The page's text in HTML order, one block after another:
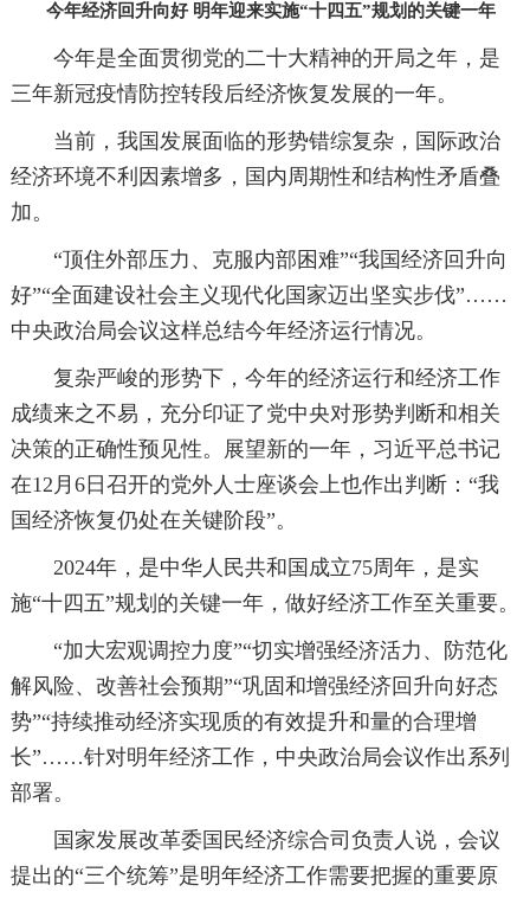
今年经济回升向好 明年迎来实施“十四五”规划的关键一年
今年是全面贯彻党的二十大精神的开局之年，是
三年新冠疫情防控转段后经济恢复发展的一年。
当前，我国发展面临的形势错综复杂，国际政治
经济环境不利因素增多，国内周期性和结构性矛盾叠
加。
“顶住外部压力、克服内部困难”“我国经济回升向
好”“全面建设社会主义现代化国家迈出坚实步伐”……
中央政治局会议这样总结今年经济运行情况。
复杂严峻的形势下，今年的经济运行和经济工作
成绩来之不易，充分印证了党中央对形势判断和相关
决策的正确性预见性。展望新的一年，习近平总书记
在12月6日召开的党外人士座谈会上也作出判断：“我
国经济恢复仍处在关键阶段”。
2024年，是中华人民共和国成立75周年，是实
施“十四五”规划的关键一年，做好经济工作至关重要。
“加大宏观调控力度”“切实增强经济活力、防范化
解风险、改善社会预期”“巩固和增强经济回升向好态
势”“持续推动经济实现质的有效提升和量的合理增
长”……针对明年经济工作，中央政治局会议作出系列
部署。
国家发展改革委国民经济综合司负责人说，会议
提出的“三个统筹”是明年经济工作需要把握的重要原